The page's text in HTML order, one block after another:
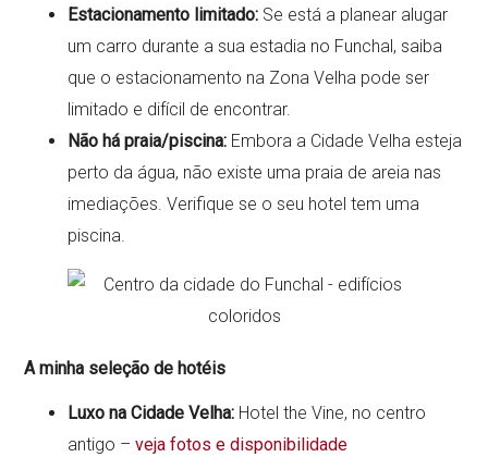
Estacionamento limitado: Se está a planear alugar
um carro durante a sua estadia no Funchal, saiba
que o estacionamento na Zona Velha pode ser
limitado e difícil de encontrar.
Não há praia/piscina: Embora a Cidade Velha esteja
perto da água, não existe uma praia de areia nas
imediações. Verifique se o seu hotel tem uma
piscina.
A minha seleção de hotéis
Luxo na Cidade Velha: Hotel the Vine, no centro
antigo –veja fotos e disponibilidade